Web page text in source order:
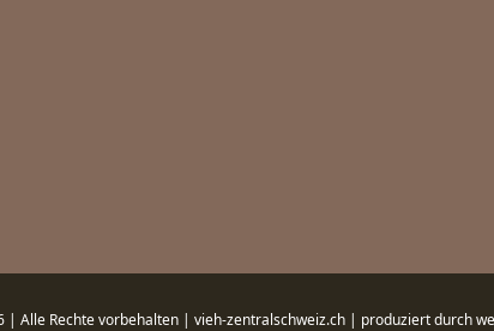
| Alle Rechte vorbehalten | vieh-zentralschweiz.ch | produziert durch